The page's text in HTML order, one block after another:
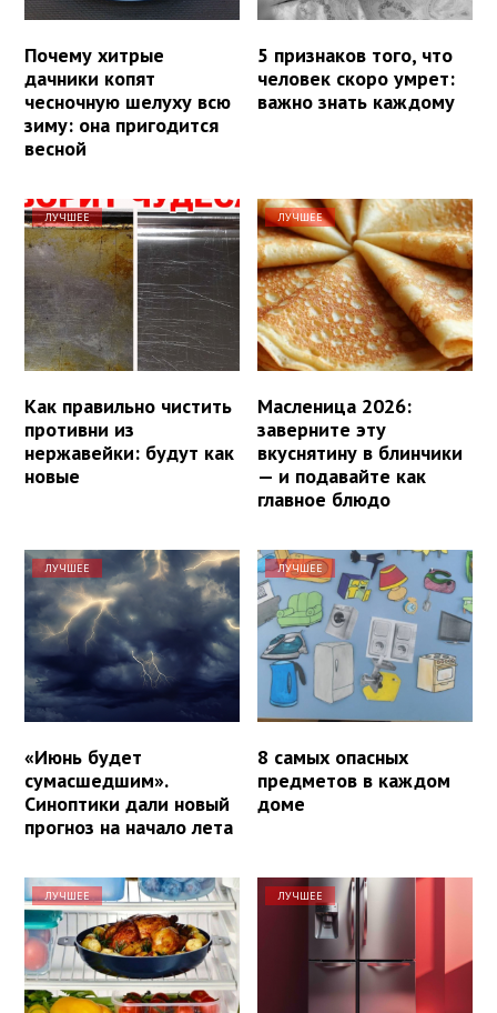
Почему хитрые
дачники копят
чесночную шелуху всю
зиму: она пригодится
весной
5 признаков того, что
человек скоро умрет:
важно знать каждому
ЛУЧШЕЕ
Как правильно чистить
противни из
нержавейки: будут как
новые
ЛУЧШЕЕ
Масленица 2026:
заверните эту
вкуснятину в блинчики
— и подавайте как
главное блюдо
ЛУЧШЕЕ
«Июнь будет
сумасшедшим».
Синоптики дали новый
прогноз на начало лета
ЛУЧШЕЕ
8 самых опасных
предметов в каждом
доме
ЛУЧШЕЕ ЛУЧШЕЕ